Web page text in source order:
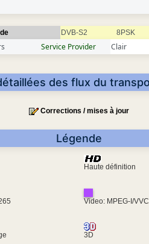
DVB-S2 8PSK
Service Provider Clair
des flux du
Corrections / mises à jour
Légende
Haute définition
Video: MPEG-I/
3D